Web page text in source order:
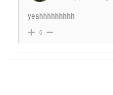
yeahhhhhhhhh
0